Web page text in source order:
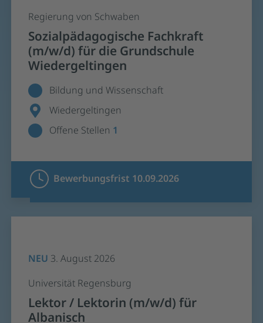
Regierung von Schwaben
Sozialpädagogische Fachkraft
(m/w/d) für die Grundschule
Wiedergeltingen
Bildung und Wissenschaft
Wiedergeltingen
Offene Stellen 1
Bewerbungsfrist 10.09.2026
NEU 3. August 2026
Universität Regensburg
Lektor / Lektorin (m/w/d) für
Albanisch